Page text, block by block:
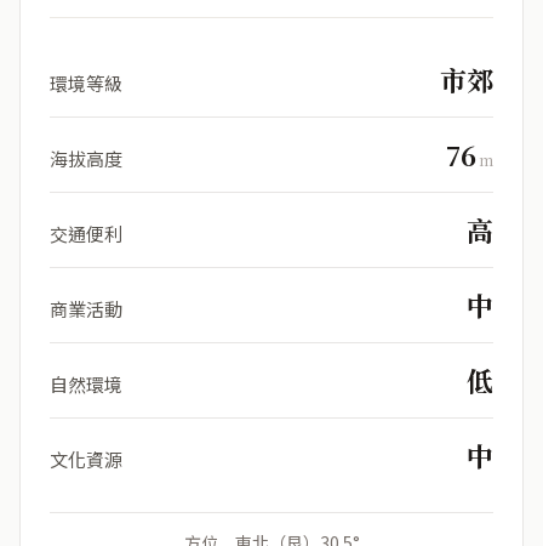
環境等級 市郊
海拔高度 76m
交通便利 高
商業活動 中
自然環境 低
文化資源 中